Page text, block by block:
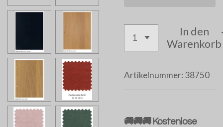
In den
Warenkorb
Artikelnummer: 38750
🚚🚚🚚 Kostenlose